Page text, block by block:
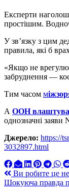
Експерти
простішим.
У зв’язку з цим
правила, які б
«Якщо не
забруднення —
Тим часом м
А ООН
однозначні заяви
Джерело: https://
3032897.html
Навигация
по
Ви робите це
Шокуюча правда